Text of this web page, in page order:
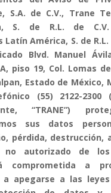
S.A. de C.V., Trane
S. de R.L. de
América, S. de R.L.
Blvd. Manuel
piso 19, Col. Lomas
Estado de México,
(55) 2122-2300 (
“TRANE”)
sus datos
pérdida, destrucción,
no autorizado de los
comprometida a
a apegarse a las